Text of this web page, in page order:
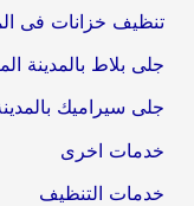
تنظيف خزانات فى
جلى بلاط بالمدينة
جلى سيراميك
خدمات اخرى
خدمات التنظيف